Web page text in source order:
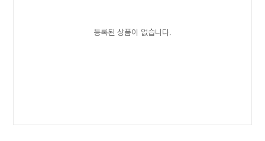
등록된 상품이 없습니다.